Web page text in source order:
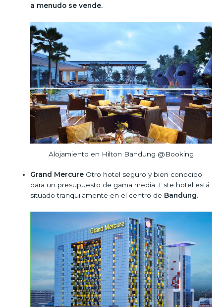
a menudo se vende.
Alojamiento en Hilton Bandung @Booking
Grand Mercure Otro hotel seguro y bien conocido
para un presupuesto de gama media. Este hotel está
situado tranquilamente en el centro de Bandung.